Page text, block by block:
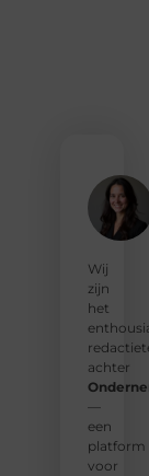
Wij
zijn
het
achter
—
een
platform
voor